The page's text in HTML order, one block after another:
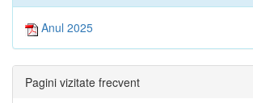
Anul 2025
Pagini vizitate frecvent